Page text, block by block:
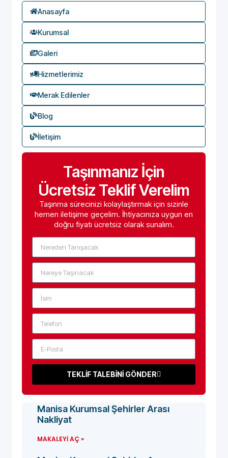
Anasayfa
Kurumsal
Galeri
Hizmetlerimiz
Merak Edilenler
Blog
İletişim
Taşınmanız İçin
Ücretsiz Teklif Verelim
Taşınma sürecinizi kolaylaştırmak için sizinle
hemen iletişime geçelim. İhtiyacınıza uygun en
doğru fiyatı ücretsiz olarak sunalım.
TEKLİF TALEBİNİ GÖNDER
Manisa Kurumsal Şehirler Arası
Nakliyat
MAKALEYI AÇ »